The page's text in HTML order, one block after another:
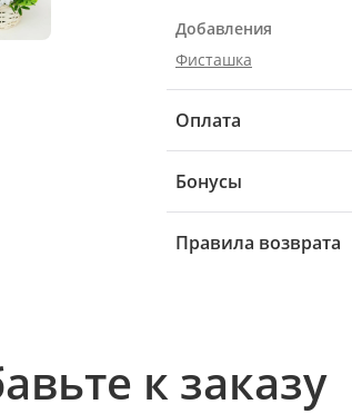
Добавления
Фисташка
Оплата
Бонусы
Правила возврата
к заказу